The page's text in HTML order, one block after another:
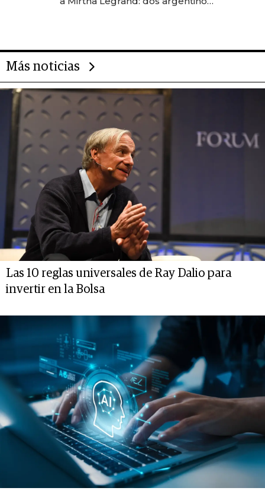
Más noticias
Las 10 reglas universales de Ray Dalio para
invertir en la Bolsa